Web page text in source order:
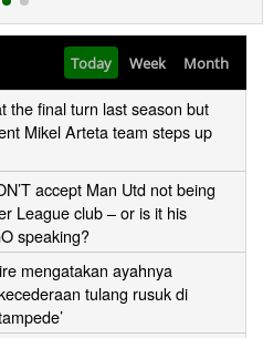
Today Week Month
the final turn last season but
Mikel Arteta team steps up
accept Man Utd not being
League club – or is it his
speaking?
mengatakan ayahnya
tulang rusuk di